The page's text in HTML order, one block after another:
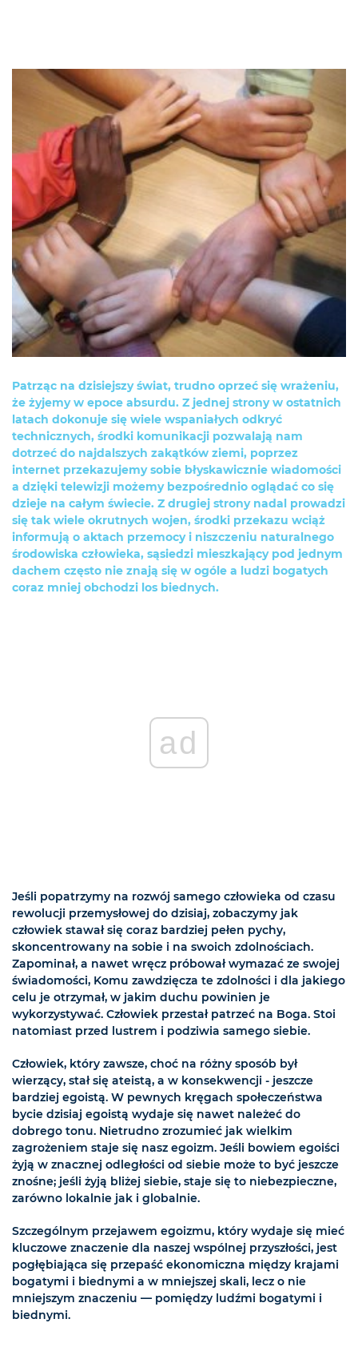
Patrząc na dzisiejszy świat, trudno oprzeć się wrażeniu,
że żyjemy w epoce absurdu. Z jednej strony w ostatnich
latach dokonuje się wiele wspaniałych odkryć
technicznych, środki komunikacji pozwalają nam
dotrzeć do najdalszych zakątków ziemi, poprzez
internet przekazujemy sobie błyskawicznie wiadomości
a dzięki telewizji możemy bezpośrednio oglądać co się
dzieje na całym świecie. Z drugiej strony nadal prowadzi
się tak wiele okrutnych wojen, środki przekazu wciąż
informują o aktach przemocy i niszczeniu naturalnego
środowiska człowieka, sąsiedzi mieszkający pod jednym
dachem często nie znają się w ogóle a ludzi bogatych
coraz mniej obchodzi los biednych.
ad
Jeśli popatrzymy na rozwój samego człowieka od czasu
rewolucji przemysłowej do dzisiaj, zobaczymy jak
człowiek stawał się coraz bardziej pełen pychy,
skoncentrowany na sobie i na swoich zdolnościach.
Zapominał, a nawet wręcz próbował wymazać ze swojej
świadomości, Komu zawdzięcza te zdolności i dla jakiego
celu je otrzymał, w jakim duchu powinien je
wykorzystywać. Człowiek przestał patrzeć na Boga. Stoi
natomiast przed lustrem i podziwia samego siebie.
Człowiek, który zawsze, choć na różny sposób był
wierzący, stał się ateistą, a w konsekwencji - jeszcze
bardziej egoistą. W pewnych kręgach społeczeństwa
bycie dzisiaj egoistą wydaje się nawet należeć do
dobrego tonu. Nietrudno zrozumieć jak wielkim
zagrożeniem staje się nasz egoizm. Jeśli bowiem egoiści
żyją w znacznej odległości od siebie może to być jeszcze
znośne; jeśli żyją bliżej siebie, staje się to niebezpieczne,
zarówno lokalnie jak i globalnie.
Szczególnym przejawem egoizmu, który wydaje się mieć
kluczowe znaczenie dla naszej wspólnej przyszłości, jest
pogłębiająca się przepaść ekonomiczna między krajami
bogatymi i biednymi a w mniejszej skali, lecz o nie
mniejszym znaczeniu — pomiędzy ludźmi bogatymi i
biednymi.